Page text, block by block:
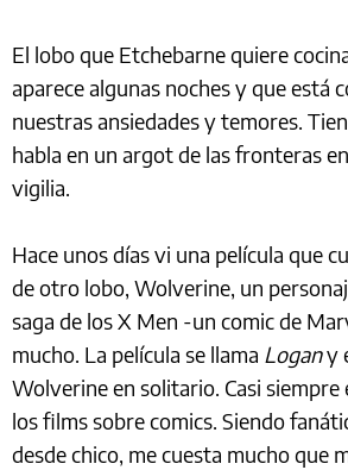
El lobo que Etchebarne quiere
aparece algunas noches y que está
nuestras ansiedades y temores.
habla en un argot de las fronteras
vigilia.
Hace unos días vi una película que
de otro lobo, Wolverine, un
saga de los X Men -un comic de
mucho. La película se llama Logany
Wolverine en solitario. Casi siempre
los films sobre comics. Siendo
desde chico, me cuesta mucho que